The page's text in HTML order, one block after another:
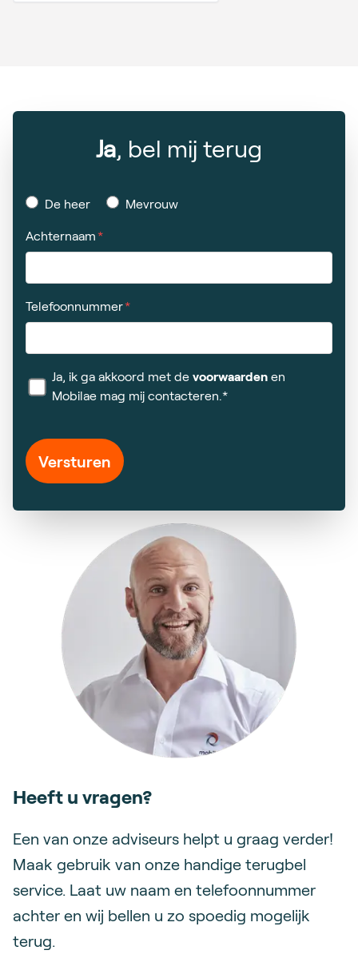
Heeft u vragen?
Een van onze adviseurs helpt u graag verder!
Maak gebruik van onze handige terugbel
service. Laat uw naam en telefoonnummer
achter en wij bellen u zo spoedig mogelijk
terug.
Ja, bel mij terug
De heer Mevrouw
Achternaam
Telefoonnummer
Ja, ik ga akkoord met de voorwaarden en
Mobilae mag mij contacteren.*
Versturen